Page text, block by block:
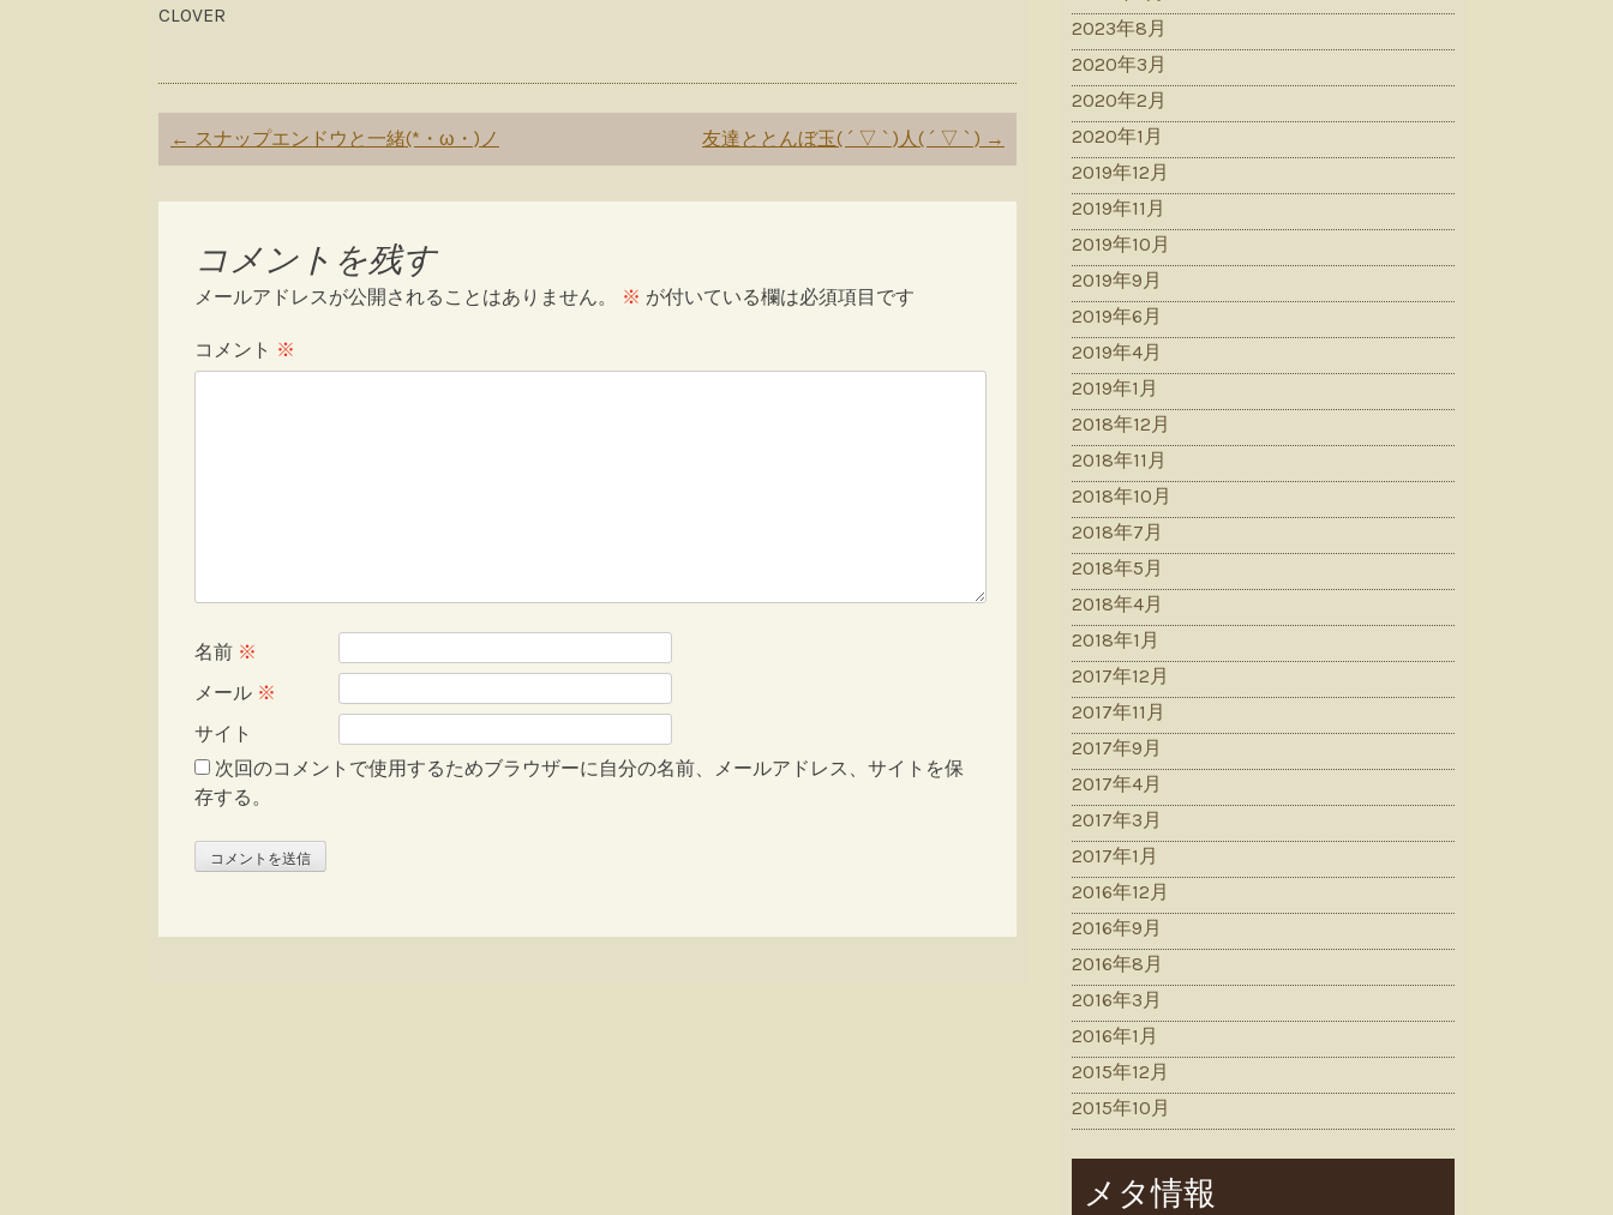
CLOVER
Post
navigation
← スナップエンドウと一緒(*・ω・)ノ 友達ととんぼ玉( ´ ▽ ` )人( ´ ▽ ` ) →
コメントを残す
メールアドレスが公開されることはありません。 ※ が付いている欄は必須項目です
コメント ※
名前 ※
メール ※
サイト
次回のコメントで使用するためブラウザーに自分の名前、メールアドレス、サイトを保
存する。
2023年8月
2020年3月
2020年2月
2020年1月
2019年12月
2019年11月
2019年10月
2019年9月
2019年6月
2019年4月
2019年1月
2018年12月
2018年11月
2018年10月
2018年7月
2018年5月
2018年4月
2018年1月
2017年12月
2017年11月
2017年9月
2017年4月
2017年3月
2017年1月
2016年12月
2016年9月
2016年8月
2016年3月
2016年1月
2015年12月
2015年10月
メタ情報